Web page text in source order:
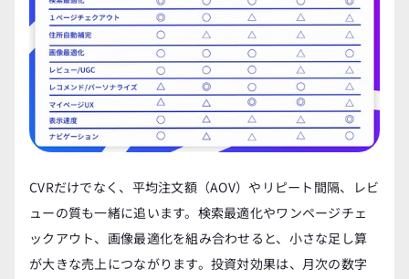
CVRだけでなく、平均注文額（AOV）やリピート間隔、レビ
ューの質も一緒に追います。検索最適化やワンページチェ
ックアウト、画像最適化を組み合わせると、小さな足し算
が大きな売上につながります。投資対効果は、月次の数字